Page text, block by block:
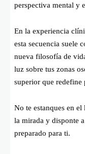
perspectiva mental y
En la experiencia
esta secuencia suele
nueva filosofía de
luz sobre tus zonas
superior que redefine
No te estanques en
la mirada y disponte
preparado para ti.